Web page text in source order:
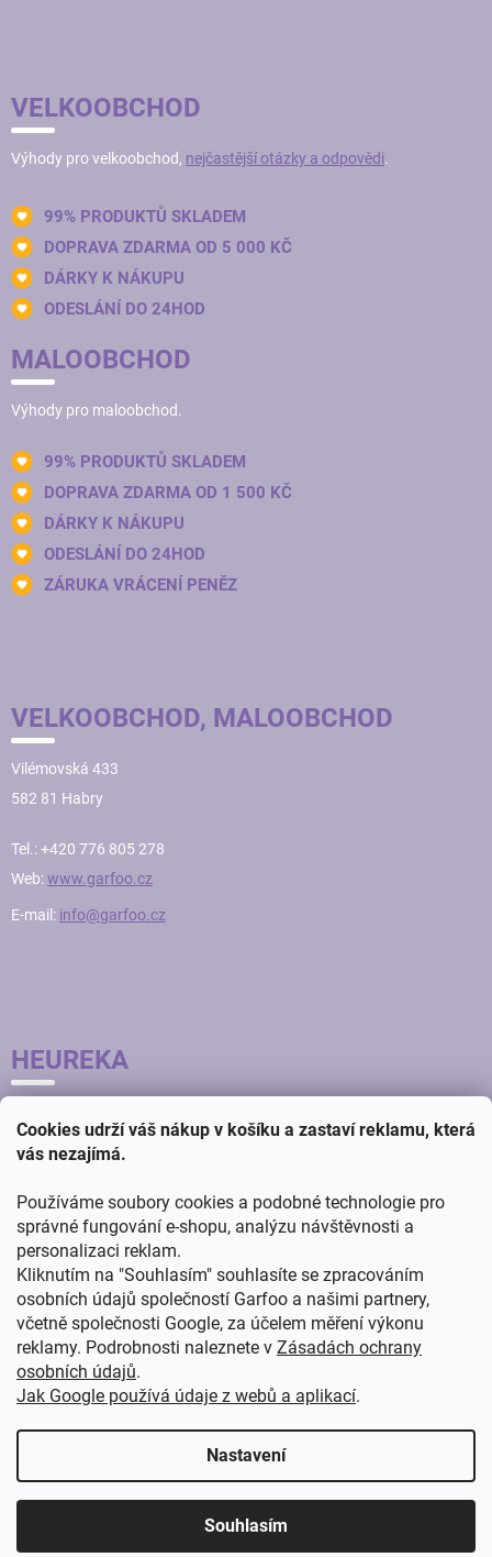
Cookies udrží váš nákup v košíku a zastaví reklamu, která
vás nezajímá.
Používáme soubory cookies a podobné technologie pro
správné fungování e-shopu, analýzu návštěvnosti a
personalizaci reklam.
Kliknutím na "Souhlasím" souhlasíte se zpracováním
osobních údajů společností Garfoo a našimi partnery,
včetně společnosti Google, za účelem měření výkonu
reklamy. Podrobnosti naleznete v Zásadách ochrany
osobních údajů.
Jak Google používá údaje z webů a aplikací.
Nastavení
Souhlasím
VELKOOBCHOD
Výhody pro velkoobchod, nejčastější otázky a odpovědi.
99% PRODUKTŮ SKLADEM
DOPRAVA ZDARMA OD 5 000 KČ
DÁRKY K NÁKUPU
ODESLÁNÍ DO 24HOD
MALOOBCHOD
Výhody pro maloobchod.
99% PRODUKTŮ SKLADEM
DOPRAVA ZDARMA OD 1 500 KČ
DÁRKY K NÁKUPU
ODESLÁNÍ DO 24HOD
ZÁRUKA VRÁCENÍ PENĚZ
VELKOOBCHOD, MALOOBCHOD
Vilémovská 433
582 81 Habry
Tel.: +420 776 805 278
Web:www.garfoo.cz
E-mail: info@garfoo.cz
HEUREKA
práva vyhrazena.